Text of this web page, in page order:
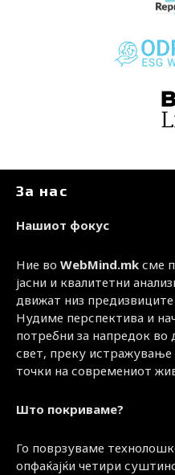
За нас
Нашиот фокус
Ние во WebMind.mk сме
јасни и квалитетни
движат низ
Нудиме перспектива и
потребни за напредок
свет, преку истражување
точки на современиот
Што покриваме?
Го поврзуваме
опфаќајќи четири